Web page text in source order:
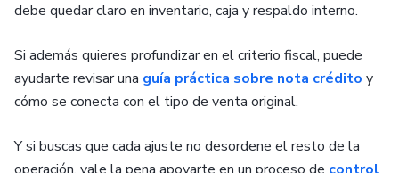
debe quedar claro en inventario, caja y respaldo interno.
Si además quieres profundizar en el criterio fiscal, puede
ayudarte revisar una guía práctica sobre nota crédito y
cómo se conecta con el tipo de venta original.
Y si buscas que cada ajuste no desordene el resto de la